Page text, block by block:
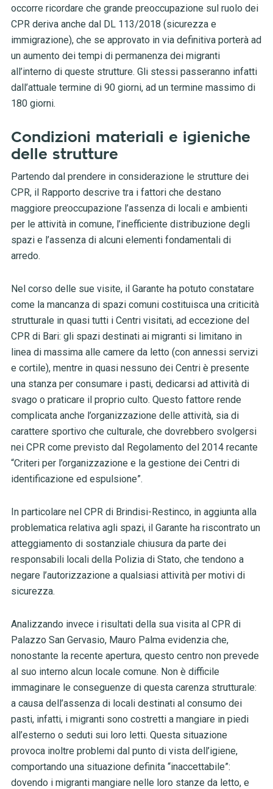
occorre ricordare che grande preoccupazione sul ruolo dei
CPR deriva anche dal DL 113/2018 (sicurezza e
immigrazione), che se approvato in via definitiva porterà ad
un aumento dei tempi di permanenza dei migranti
all’interno di queste strutture. Gli stessi passeranno infatti
dall’attuale termine di 90 giorni, ad un termine massimo di
180 giorni.
Condizioni materiali e igieniche
delle strutture
Partendo dal prendere in considerazione le strutture dei
CPR, il Rapporto descrive tra i fattori che destano
maggiore preoccupazione l’assenza di locali e ambienti
per le attività in comune, l’inefficiente distribuzione degli
spazi e l’assenza di alcuni elementi fondamentali di
arredo.
Nel corso delle sue visite, il Garante ha potuto constatare
come la mancanza di spazi comuni costituisca una criticità
strutturale in quasi tutti i Centri visitati, ad eccezione del
CPR di Bari: gli spazi destinati ai migranti si limitano in
linea di massima alle camere da letto (con annessi servizi
e cortile), mentre in quasi nessuno dei Centri è presente
una stanza per consumare i pasti, dedicarsi ad attività di
svago o praticare il proprio culto. Questo fattore rende
complicata anche l’organizzazione delle attività, sia di
carattere sportivo che culturale, che dovrebbero svolgersi
nei CPR come previsto dal Regolamento del 2014 recante
“Criteri per l’organizzazione e la gestione dei Centri di
identificazione ed espulsione”.
In particolare nel CPR di Brindisi-Restinco, in aggiunta alla
problematica relativa agli spazi, il Garante ha riscontrato un
atteggiamento di sostanziale chiusura da parte dei
responsabili locali della Polizia di Stato, che tendono a
negare l’autorizzazione a qualsiasi attività per motivi di
sicurezza.
Analizzando invece i risultati della sua visita al CPR di
Palazzo San Gervasio, Mauro Palma evidenzia che,
nonostante la recente apertura, questo centro non prevede
al suo interno alcun locale comune. Non è difficile
immaginare le conseguenze di questa carenza strutturale:
a causa dell’assenza di locali destinati al consumo dei
pasti, infatti, i migranti sono costretti a mangiare in piedi
all’esterno o seduti sui loro letti. Questa situazione
provoca inoltre problemi dal punto di vista dell’igiene,
comportando una situazione definita “inaccettabile”:
dovendo i migranti mangiare nelle loro stanze da letto, e